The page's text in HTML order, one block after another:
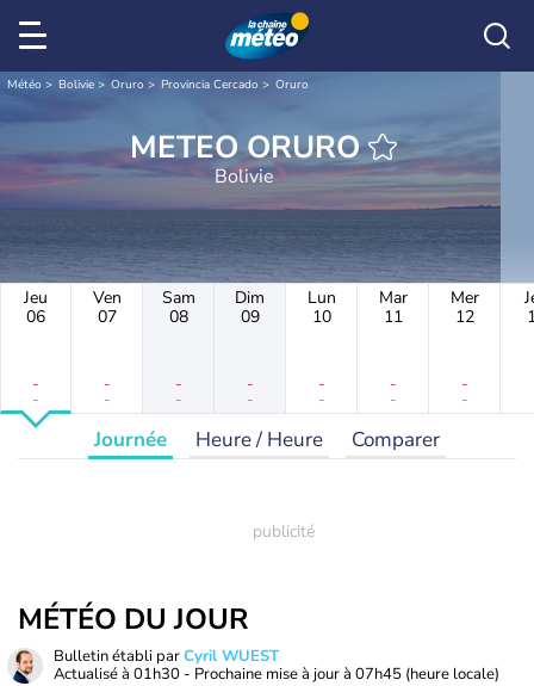
Météo Bolivie Oruro Provincia Cercado Oruro
METEO ORURO
Bolivie
Jeu
06
-
-
Ven
07
-
-
Sam
08
-
-
Dim
09
-
-
Lun
10
-
-
Mar
11
-
-
Mer
12
-
-
Journée Heure / Heure Comparer
MÉTÉO DU JOUR
Bulletin établi parCyril WUEST
Actualisé à 01h30 - Prochaine mise à jour à 07h45 (heure locale)